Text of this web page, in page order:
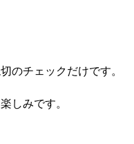
のチェックだけです。
しみです。